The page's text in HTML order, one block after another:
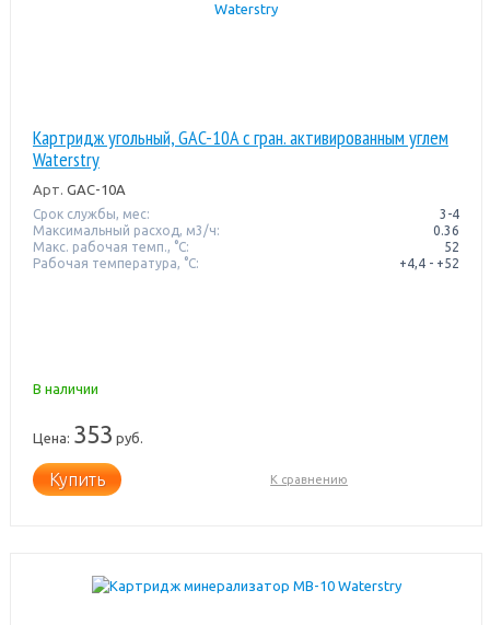
Картридж угольный, GAC-10A с гран. активированным углем
Waterstry
Арт. GAC-10A
Срок службы, мес:
3-4
Максимальный расход, м3/ч:
0.36
Макс. рабочая темп., °С:
52
Рабочая температура, °C:
+4,4 - +52
В наличии
Цена: 353 руб.
Купить К сравнению